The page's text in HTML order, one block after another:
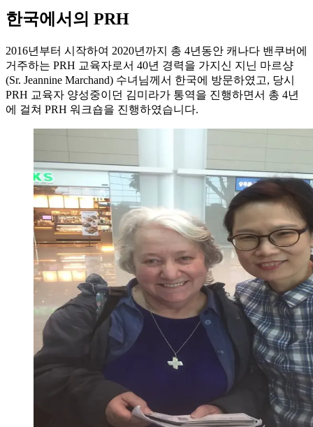
한국에서의 PRH
2016년부터 시작하여 2020년까지 총 4년동안 캐나다 밴쿠버에
거주하는 PRH 교육자로서 40년 경력을 가지신 지닌 마르샹
(Sr. Jeannine Marchand) 수녀님께서 한국에 방문하였고, 당시
PRH 교육자 양성중이던 김미라가 통역을 진행하면서 총 4년
에 걸쳐 PRH 워크숍을 진행하였습니다.